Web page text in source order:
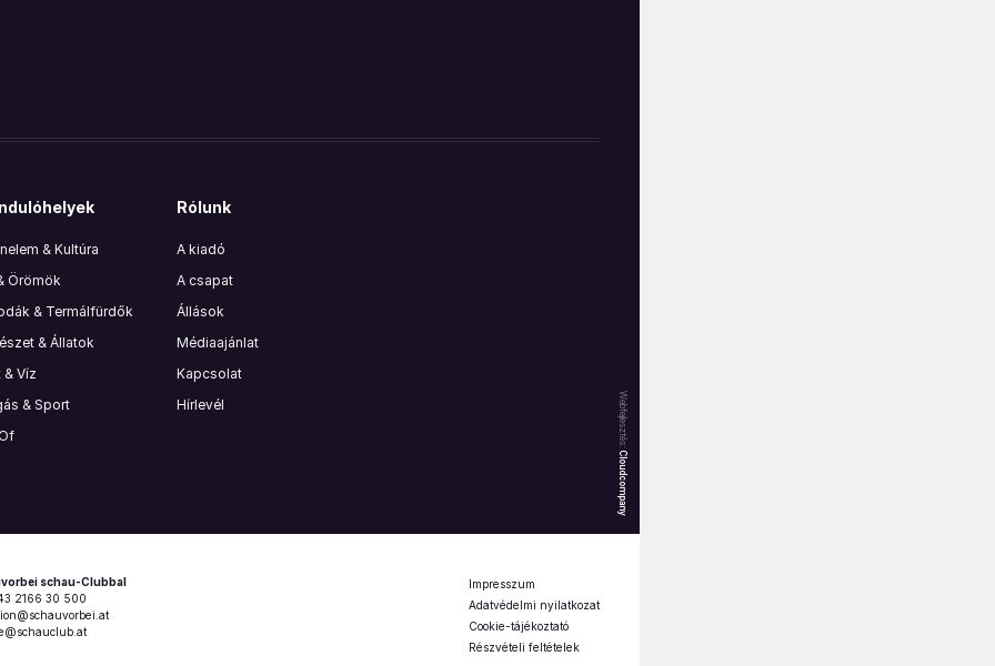
Webfejlesztés:
Cloudcompany
& Kultúra
Örömök
& Termálfürdők
& Állatok
& Víz
& Sport
Rólunk
A kiadó
A csapat
Állások
Médiaajánlat
Kapcsolat
Hírlevél
schau-Clubbal
2166 30 500
Impresszum
Adatvédelmi nyilatkozat
Cookie-tájékoztató
Részvételi feltételek